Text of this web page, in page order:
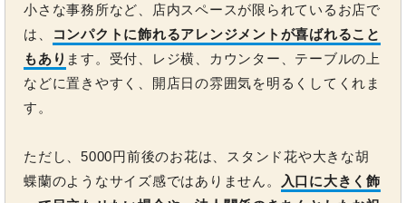
小さな事務所など、店内スペースが限られているお店で
は、
コンパクトに飾れるアレンジメントが喜ばれること
もあり ます。受付、レジ横、カウンター、テーブルの上
などに置きやすく、開店日の雰囲気を明るくしてくれま
す。
ただし、5000円前後のお花は、スタンド花や大きな胡
蝶蘭のようなサイズ感ではありません。
入口に大きく飾